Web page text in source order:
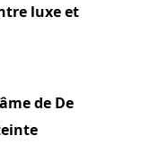
luxe et
de De